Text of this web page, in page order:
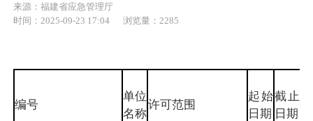
来源：福建省应急管理厅
时间：2025-09-23 17:04
浏览量：2285
编号
单位
名称
许可范围
起始
日期
截止
日期